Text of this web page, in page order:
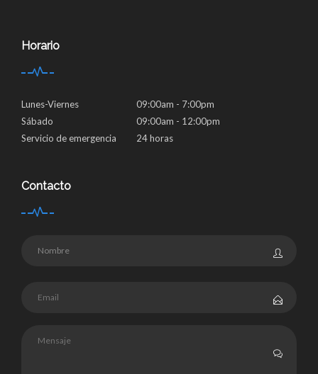
Horario
Lunes-Viernes
09:00am - 7:00pm
Sábado
09:00am - 12:00pm
Servicio de emergencia
24 horas
Contacto